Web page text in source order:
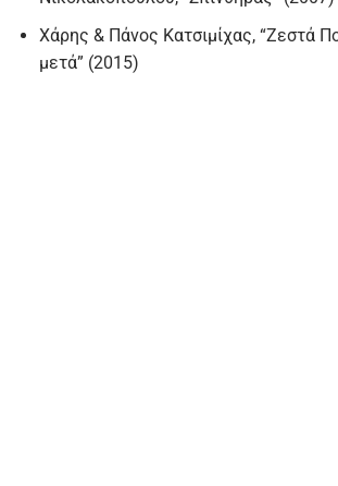
Χάρης & Πάνος Κατσιμίχας, “Zεστά
μετά” (2015)